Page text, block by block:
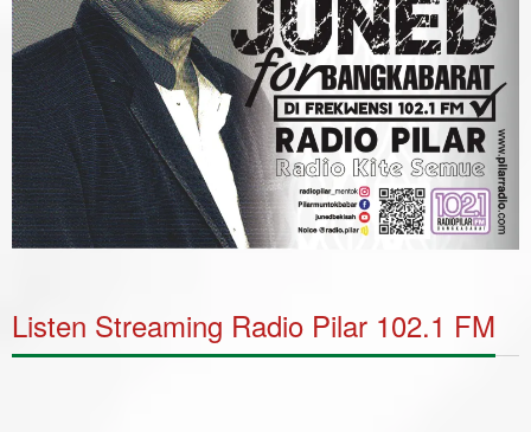
Listen Streaming Radio Pilar 102.1 FM